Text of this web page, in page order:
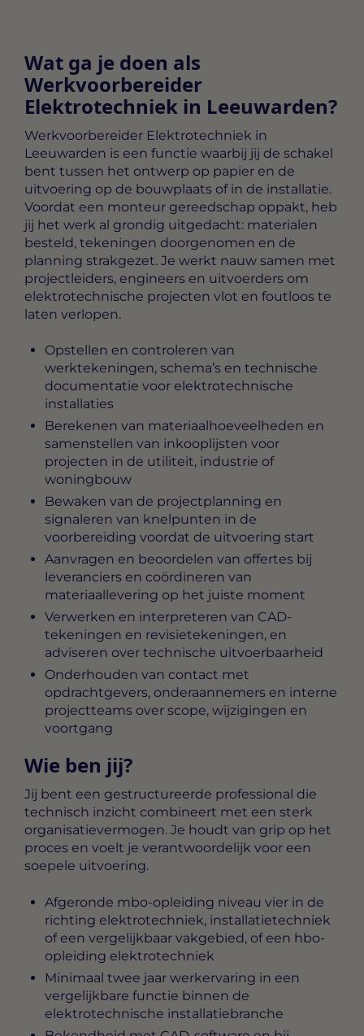
Wat ga je doen als
Werkvoorbereider
Elektrotechniek in Leeuwarden?
Werkvoorbereider Elektrotechniek in
Leeuwarden is een functie waarbij jij de schakel
bent tussen het ontwerp op papier en de
uitvoering op de bouwplaats of in de installatie.
Voordat een monteur gereedschap oppakt, heb
jij het werk al grondig uitgedacht: materialen
besteld, tekeningen doorgenomen en de
planning strakgezet. Je werkt nauw samen met
projectleiders, engineers en uitvoerders om
elektrotechnische projecten vlot en foutloos te
laten verlopen.
Opstellen en controleren van
werktekeningen, schema’s en technische
documentatie voor elektrotechnische
installaties
Berekenen van materiaalhoeveelheden en
samenstellen van inkooplijsten voor
projecten in de utiliteit, industrie of
woningbouw
Bewaken van de projectplanning en
signaleren van knelpunten in de
voorbereiding voordat de uitvoering start
Aanvragen en beoordelen van offertes bij
leveranciers en coördineren van
materiaallevering op het juiste moment
Verwerken en interpreteren van CAD-
tekeningen en revisietekeningen, en
adviseren over technische uitvoerbaarheid
Onderhouden van contact met
opdrachtgevers, onderaannemers en interne
projectteams over scope, wijzigingen en
voortgang
Wie ben jij?
Jij bent een gestructureerde professional die
technisch inzicht combineert met een sterk
organisatievermogen. Je houdt van grip op het
proces en voelt je verantwoordelijk voor een
soepele uitvoering.
Afgeronde mbo-opleiding niveau vier in de
richting elektrotechniek, installatietechniek
of een vergelijkbaar vakgebied, of een hbo-
opleiding elektrotechniek
Minimaal twee jaar werkervaring in een
vergelijkbare functie binnen de
elektrotechnische installatiebranche